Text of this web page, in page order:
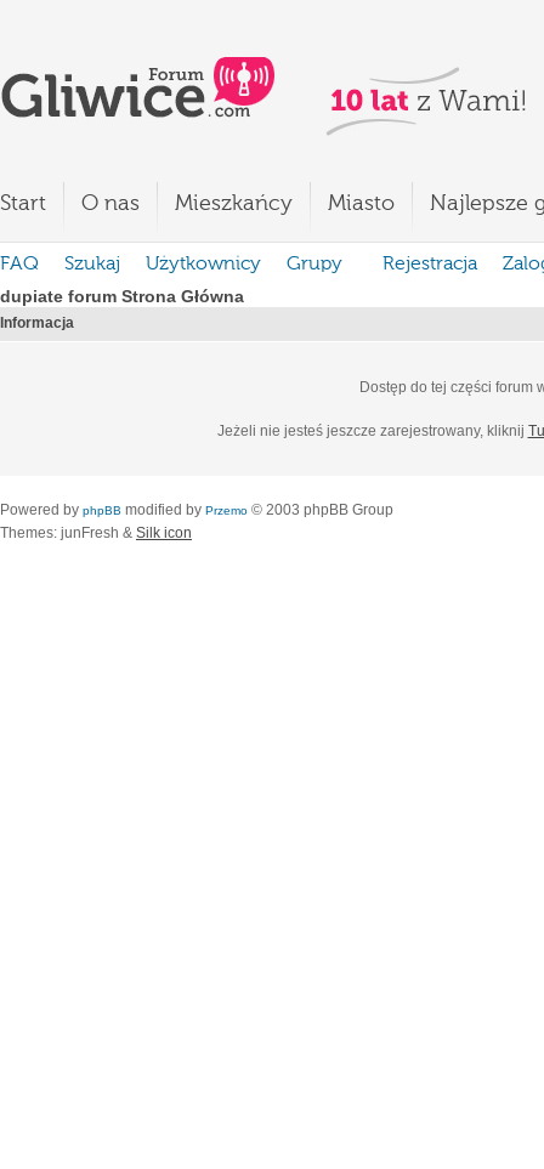
Start O nas Mieszkańcy Miasto Najlepsze
FAQ Szukaj Użytkownicy Grupy Rejestracja
dupiate forum Strona Główna
Informacja
Dostęp do tej części forum
Jeżeli nie jesteś jeszcze zarejestrowany, kliknij
Powered by phpBB modified by Przemo © 2003 phpBB Group
Themes: junFresh & Silk icon